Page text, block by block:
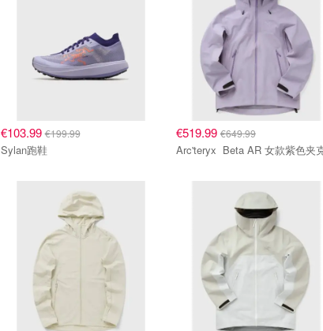
€103.99€199.99
Sylan跑鞋
€519.99 €649.99
Arc'teryx Beta AR 女款紫色夹